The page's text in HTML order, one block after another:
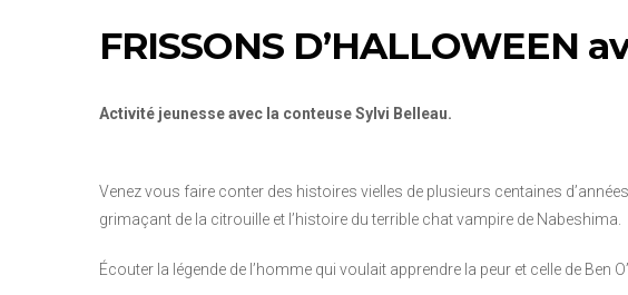
FRISSONS D’HALLOWEEN
Activité jeunesse avec la conteuse Sylvi Belleau.
Venez vous faire conter des histoires vielles de plusieurs centaines
grimaçant de la citrouille et l’histoire du terrible chat vampire de Nabeshima.
Écouter la légende de l’homme qui voulait apprendre la peur et celle de Ben